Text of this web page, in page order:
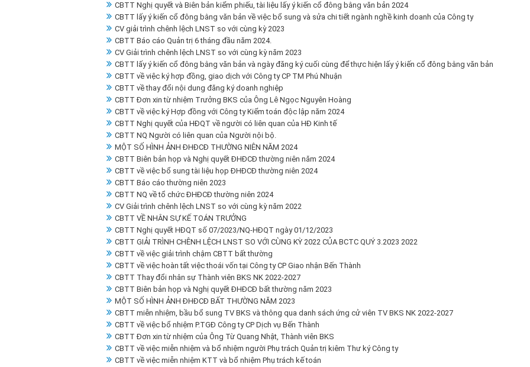
CBTT Nghị quyết và Biên bản kiểm phiếu, tài liệu lấy ý kiến cổ đông bằng văn bản 2024
CBTT lấy ý kiến cổ đông bằng văn bản về việc bổ sung và sửa chi tiết ngành nghề kinh doanh của Công ty
CV giải trình chênh lệch LNST so với cùng kỳ 2023
CBTT Báo cáo Quản trị 6 tháng đầu năm 2024.
CV Giải trình chênh lệch LNST so với cùng kỳ năm 2023
CBTT lấy ý kiến cổ đông bằng văn bản và ngày đăng ký cuối cùng để thực hiện lấy ý kiến cổ đông bằng văn bản
CBTT về việc ký hợp đồng, giao dịch với Công ty CP TM Phú Nhuận
CBTT về thay đổi nội dung đăng ký doanh nghiệp
CBTT Đơn xin từ nhiệm Trưởng BKS của Ông Lê Ngọc Nguyên Hoàng
CBTT về việc ký Hợp đồng với Công ty Kiểm toán độc lập năm 2024
CBTT Nghị quyết của HĐQT về người có liên quan của HĐ Kinh tế
CBTT NQ Người có liên quan của Người nội bộ.
MỘT SỐ HÌNH ẢNH ĐHĐCĐ THƯỜNG NIÊN NĂM 2024
CBTT Biên bản họp và Nghị quyết ĐHĐCĐ thường niên năm 2024
CBTT về việc bổ sung tài liệu họp ĐHĐCĐ thường niên 2024
CBTT Báo cáo thường niên 2023
CBTT NQ về tổ chức ĐHĐCĐ thường niên 2024
CV Giải trình chênh lệch LNST so với cùng kỳ năm 2022
CBTT VỀ NHÂN SỰ KẾ TOÁN TRƯỞNG
CBTT Nghị quyết HĐQT số 07/2023/NQ-HĐQT ngày 01/12/2023
CBTT GIẢI TRÌNH CHÊNH LỆCH LNST SO VỚI CÙNG KỲ 2022 CỦA BCTC QUÝ 3.2023 2022
CBTT về việc giải trình chậm CBTT bất thường
CBTT về việc hoàn tất việc thoái vốn tại Công ty CP Giao nhận Bến Thành
CBTT Thay đổi nhân sự Thành viên BKS NK 2022-2027
CBTT Biên bản họp và Nghị quyết ĐHĐCĐ bất thường năm 2023
MỘT SỐ HÌNH ẢNH ĐHĐCĐ BẤT THƯỜNG NĂM 2023
CBTT miễn nhiệm, bầu bổ sung TV BKS và thông qua danh sách ứng cử viên TV BKS NK 2022-2027
CBTT về việc bổ nhiệm P.TGĐ Công ty CP Dịch vụ Bến Thành
CBTT Đơn xin từ nhiệm của Ông Từ Quang Nhật, Thành viên BKS
CBTT về việc miễn nhiệm và bổ nhiệm người Phụ trách Quản trị kiêm Thư ký Công ty
CBTT về việc miễn nhiệm KTT và bổ nhiệm Phụ trách kế toán